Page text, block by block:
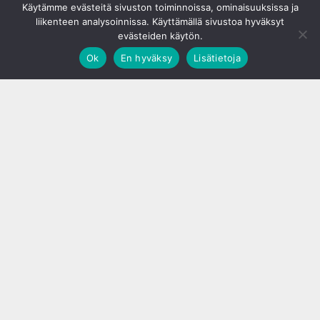
Käytämme evästeitä sivuston toiminnoissa, ominaisuuksissa ja
liikenteen analysoinnissa. Käyttämällä sivustoa hyväksyt
evästeiden käytön.
Ok
En hyväksy Lisätietoja